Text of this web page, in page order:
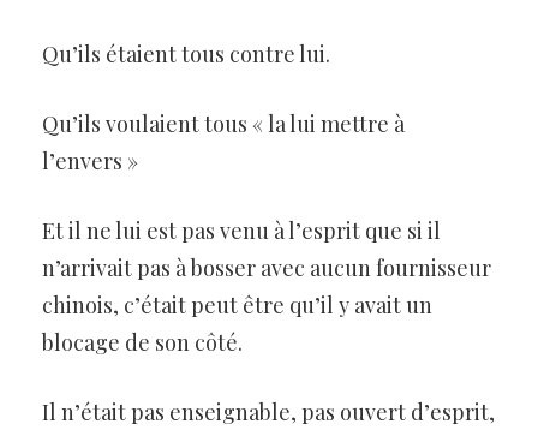
Qu’ils étaient tous contre lui.
Qu’ils voulaient tous « la lui mettre à
l’envers »
Et il ne lui est pas venu à l’esprit que si il
n’arrivait pas à bosser avec aucun fournisseur
chinois, c’était peut être qu’il y avait un
blocage de son côté.
Il n’était pas enseignable, pas ouvert d’esprit,